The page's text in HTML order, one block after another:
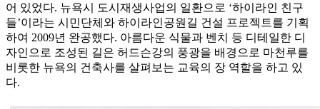
어 있었다. 뉴욕시 도시재생사업의 일환으로 ‘하이라인 친구
들’이라는 시민단체와 하이라인공원길 건설 프로젝트를 기획
하여 2009년 완공했다. 아름다운 식물과 벤치 등 디테일한 디
자인으로 조성된 길은 허드슨강의 풍광을 배경으로 마천루를
비롯한 뉴욕의 건축사를 살펴보는 교육의 장 역할을 하고 있
다.